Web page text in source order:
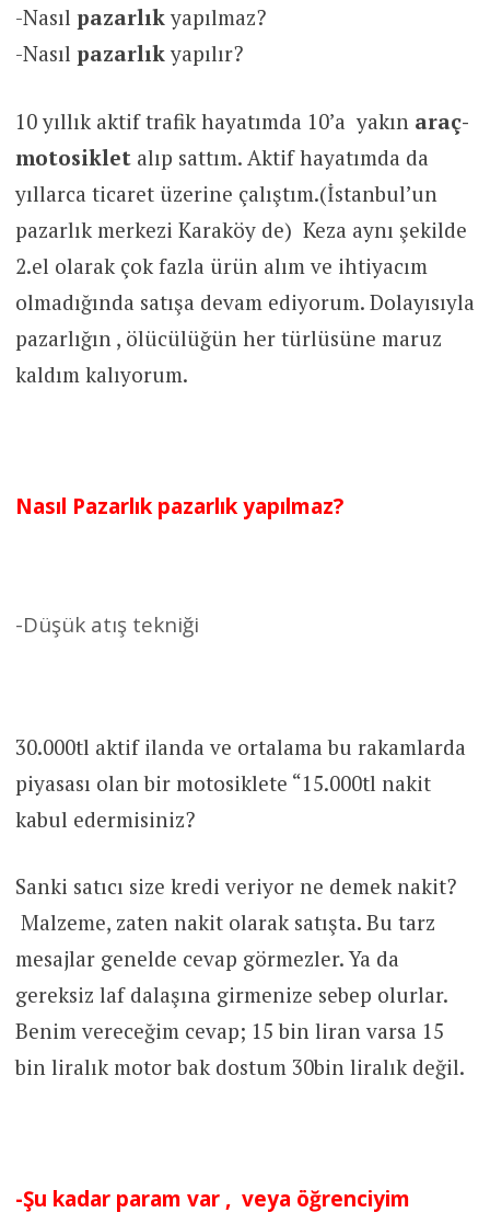
-Nasıl pazarlıkyapılmaz?
-Nasıl pazarlıkyapılır?
10 yıllık aktif trafik hayatımda 10’a yakın araç-
motosikletalıp sattım. Aktif hayatımda da
yıllarca ticaret üzerine çalıştım.(İstanbul’un
pazarlık merkezi Karaköy de) Keza aynı şekilde
2.el olarak çok fazla ürün alım ve ihtiyacım
olmadığında satışa devam ediyorum. Dolayısıyla
pazarlığın , ölücülüğün her türlüsüne maruz
kaldım kalıyorum.
Nasıl Pazarlık pazarlık yapılmaz?
-Düşük atış tekniği
30.000tl aktif ilanda ve ortalama bu rakamlarda
piyasası olan bir motosiklete “15.000tl nakit
kabul edermisiniz?
Sanki satıcı size kredi veriyor ne demek nakit?
Malzeme, zaten nakit olarak satışta. Bu tarz
mesajlar genelde cevap görmezler. Ya da
gereksiz laf dalaşına girmenize sebep olurlar.
Benim vereceğim cevap; 15 bin liran varsa 15
bin liralık motor bak dostum 30bin liralık değil.
-Şu kadar param var , veya öğrenciyim